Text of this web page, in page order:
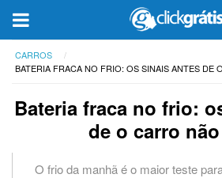
CARROS
BATERIA FRACA NO FRIO: OS SINAIS ANTES DE
Bateria fraca no frio:
de o carro
O frio da manhã é o maior teste